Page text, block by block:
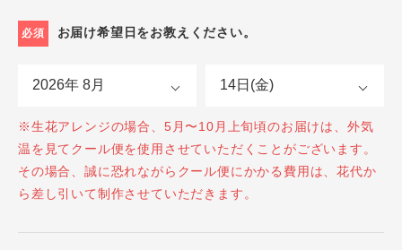
必須 お届け希望日をお教えください。
※生花アレンジの場合、5月〜10月上旬頃のお届けは、外気
温を見てクール便を使用させていただくことがございます。
その場合、誠に恐れながらクール便にかかる費用は、花代か
ら差し引いて制作させていただきます。